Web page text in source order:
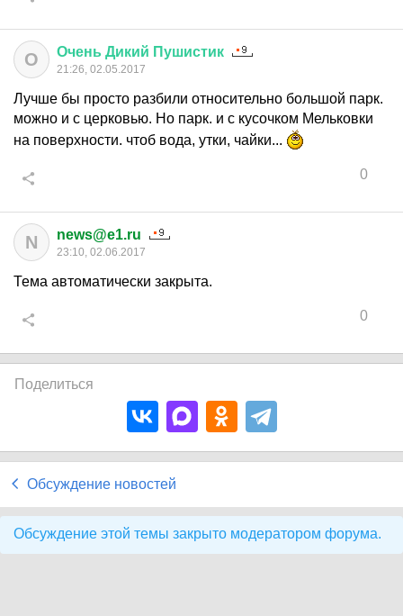
О Очень Дикий Пушистик
21:26, 02.05.2017
Лучше бы просто разбили относительно большой парк.
можно и с церковью. Но парк. и с кусочком Мельковки
на поверхности. чтоб вода, утки, чайки...
0
N news@e1.ru
23:10, 02.06.2017
Тема автоматически закрыта.
0
Поделиться
Обсуждение новостей
Обсуждение этой темы закрыто модератором форума.